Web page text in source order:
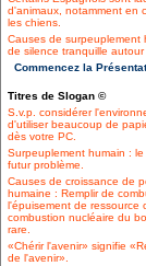
d'animaux, notamment en
les chiens.
Causes de surpeuplement
de silence tranquille
Commencez la
Titres de Slogan ©
S.v.p. considérer
d'utiliser beaucoup de
dès votre PC.
Surpeuplement humain :
futur problème.
Causes de croissance de
humaine : Remplir de
l'épuisement de ressource
combustion nucléaire du
rare.
«Chérir l'avenir» signifie
de l'avenir».